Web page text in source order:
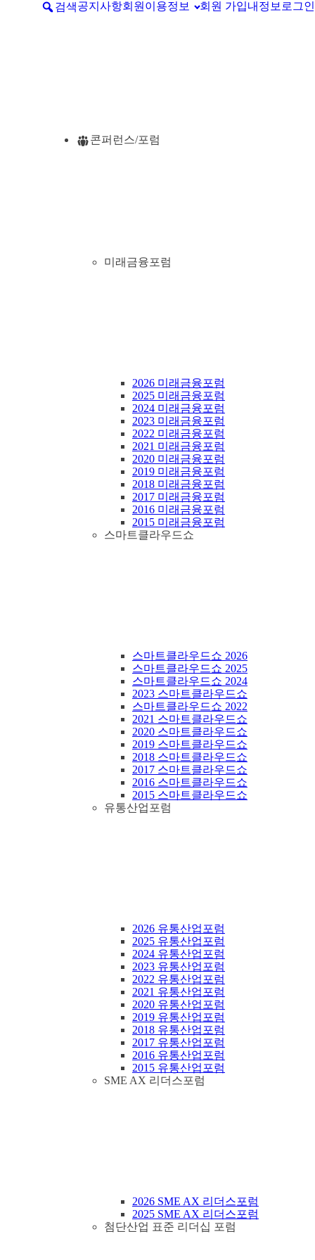
검색공지사항회원이용정보 회원 가입내정보 로그인
콘퍼런스/포럼
미래금융포럼
2026 미래금융포럼
2025 미래금융포럼
2024 미래금융포럼
2023 미래금융포럼
2022 미래금융포럼
2021 미래금융포럼
2020 미래금융포럼
2019 미래금융포럼
2018 미래금융포럼
2017 미래금융포럼
2016 미래금융포럼
2015 미래금융포럼
스마트클라우드쇼
스마트클라우드쇼 2026
스마트클라우드쇼 2025
스마트클라우드쇼 2024
2023 스마트클라우드쇼
스마트클라우드쇼 2022
2021 스마트클라우드쇼
2020 스마트클라우드쇼
2019 스마트클라우드쇼
2018 스마트클라우드쇼
2017 스마트클라우드쇼
2016 스마트클라우드쇼
2015 스마트클라우드쇼
유통산업포럼
2026 유통산업포럼
2025 유통산업포럼
2024 유통산업포럼
2023 유통산업포럼
2022 유통산업포럼
2021 유통산업포럼
2020 유통산업포럼
2019 유통산업포럼
2018 유통산업포럼
2017 유통산업포럼
2016 유통산업포럼
2015 유통산업포럼
SME AX 리더스포럼
2026 SME AX 리더스포럼
2025 SME AX 리더스포럼
첨단산업 표준 리더십 포럼